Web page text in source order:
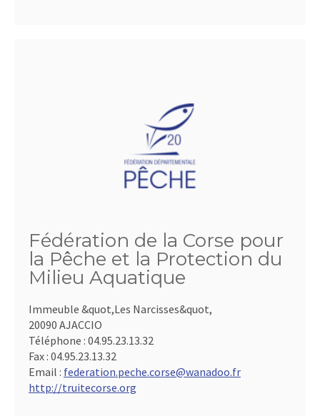
Fédération de la Corse pour
la Pêche et la Protection du
Milieu Aquatique
Immeuble &quot,Les Narcisses&quot,
20090 AJACCIO
Téléphone : 04.95.23.13.32
Fax : 04.95.23.13.32
Email : federation.peche.corse@wanadoo.fr
http://truitecorse.org